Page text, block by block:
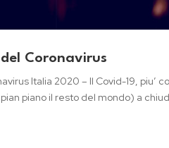
Coronavirus
Italia 2020 – Il Covid-19,
piano il resto del mondo) a